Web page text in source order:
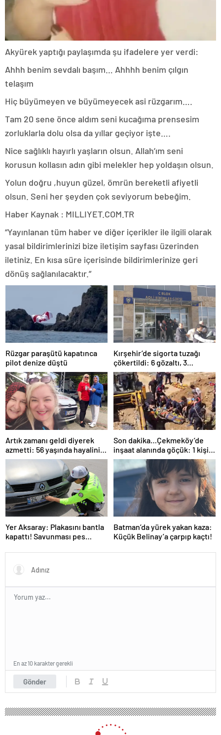
Akyürek yaptığı paylaşımda şu ifadelere yer verdi:
Ahhh benim sevdalı başım… Ahhhh benim çılgın
telaşım
Hiç büyümeyen ve büyümeyecek asi rüzgarım….
Tam 20 sene önce aldım seni kucağıma prensesim
zorluklarla dolu olsa da yıllar geçiyor işte….
Nice sağlıklı hayırlı yaşların olsun. Allah’ım seni
korusun kollasın adın gibi melekler hep yoldaşın olsun.
Yolun doğru ,huyun güzel, ömrün bereketli afiyetli
olsun. Seni her şeyden çok seviyorum bebeğim.
Haber Kaynak : MILLIYET.COM.TR
“Yayınlanan tüm haber ve diğer içerikler ile ilgili olarak
yasal bildirimlerinizi bize iletişim sayfası üzerinden
iletiniz. En kısa süre içerisinde bildirimlerinize geri
dönüş sağlanılacaktır.”
Rüzgar paraşütü kapatınca
pilot denize düştü
Kırşehir’de sigorta tuzağı
çökertildi: 6 gözaltı, 3
tutuklama
Artık zamanı geldi diyerek
azmetti: 56 yaşında hayalini
kurduğu ehliyete kavuştu
Son dakika…Çekmeköy’de
inşaat alanında göçük: 1 kişi
hayatını kaybetti
Yer Aksaray: Plakasını bantla
kapattı! Savunması pes
Batman’da yürek yakan kaza:
Küçük Belinay’a çarpıp kaçtı!
Gönder
En az 10 karakter gerekli